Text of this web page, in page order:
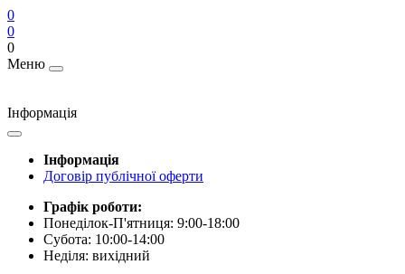
0
0
0
Меню
Інформація
Інформація
Договір публічної оферти
Графік роботи:
Понеділок-П'ятниця: 9:00-18:00
Субота: 10:00-14:00
Неділя: вихідний